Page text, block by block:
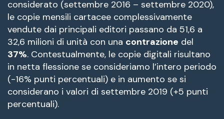
considerato (settembre 2016 – settembre 2020),
le copie mensili cartacee complessivamente
vendute dai principali editori passano da 51,6 a
32,6 milioni di unità con una contrazione del
37%. Contestualmente, le copie digitali risultano
in netta flessione se consideriamo l’intero periodo
(-16% punti percentuali) e in aumento se si
considerano i valori di settembre 2019 (+5 punti
percentuali).